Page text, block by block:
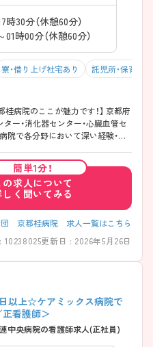
30分（休憩60分）
時00分（休憩60分）
寮・借り上げ社宅あり 託児所・保育支
病院のここが魅力です！】 京都府
ー・消化器センター・心臓血管セ
院で各分野において深い経験・知
ん看護に興味のある方にもオスス
イントなど、さらに詳細をお話し
い。
簡単1分！
の求人について
しく聞いてみる
団 京都桂病院 求人一覧はこちら
10238025更新日 : 2026年5月26日
日以上☆ケアミックス病院で
正看護師＞
中央病院の看護師求人(正社員)